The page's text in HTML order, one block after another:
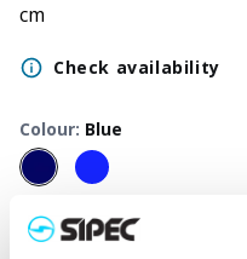
cm
Check availability
Colour: Blue
50